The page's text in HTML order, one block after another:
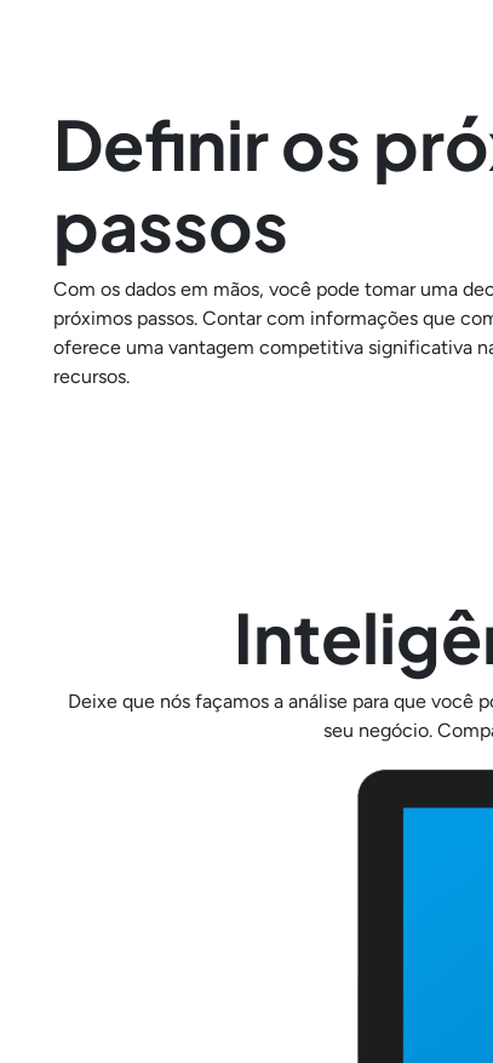
Definir os
passos
Com os dados em mãos, você pode tomar uma
próximos passos. Contar com informações que
oferece uma vantagem competitiva significativa
recursos.
Deixe que nós façamos a análise para que você
seu negócio.